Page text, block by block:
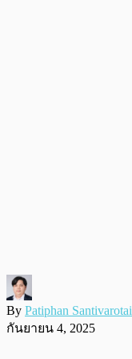
By Patiphan Santivarotai
กันยายน 4, 2025